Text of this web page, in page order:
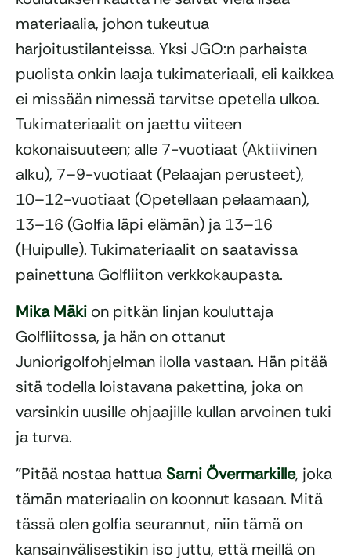
materiaalia, johon tukeutua
harjoitustilanteissa. Yksi JGO:n parhaista
puolista onkin laaja tukimateriaali, eli kaikkea
ei missään nimessä tarvitse opetella ulkoa.
Tukimateriaalit on jaettu viiteen
kokonaisuuteen; alle 7-vuotiaat (Aktiivinen
alku), 7–9-vuotiaat (Pelaajan perusteet),
10–12-vuotiaat (Opetellaan pelaamaan),
13–16 (Golfia läpi elämän) ja 13–16
(Huipulle). Tukimateriaalit on saatavissa
painettuna Golfliiton verkkokaupasta.
Mika Mäki on pitkän linjan kouluttaja
Golfliitossa, ja hän on ottanut
Juniorigolfohjelman ilolla vastaan. Hän pitää
sitä todella loistavana pakettina, joka on
varsinkin uusille ohjaajille kullan arvoinen tuki
ja turva.
”Pitää nostaa hattua Sami Övermarkille, joka
tämän materiaalin on koonnut kasaan. Mitä
tässä olen golfia seurannut, niin tämä on
kansainvälisestikin iso juttu, että meillä on